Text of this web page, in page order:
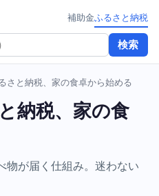
検索
補助金ふるさと納税
さと納税、家の食卓から始める
納税、家の食
物が届く仕組み。迷わない